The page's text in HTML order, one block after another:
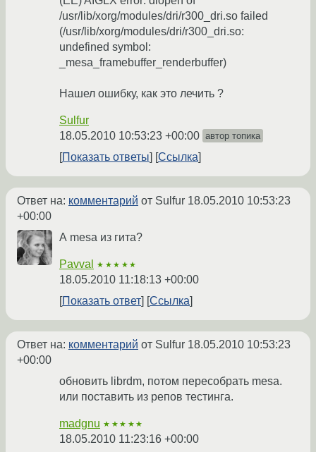
/usr/lib/xorg/modules/dri/r300_dri.so failed
(/usr/lib/xorg/modules/dri/r300_dri.so:
undefined symbol:
_mesa_framebuffer_renderbuffer)
Нашел ошибку, как это лечить ?
Sulfur
18.05.2010 10:53:23 +00:00 автор топика
Показать ответы Ссылка
Ответ на: комментарий от Sulfur 18.05.2010 10:53:23
+00:00
А mesa из гита?
Pavval ★★★★★
18.05.2010 11:18:13 +00:00
Показать ответ
Ссылка
Ответ на: комментарий от Sulfur 18.05.2010 10:53:23
+00:00
обновить librdm, потом пересобрать mesa.
или поставить из репов тестинга.
madgnu ★★★★★
18.05.2010 11:23:16 +00:00